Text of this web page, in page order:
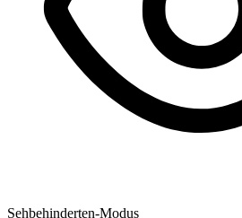
Sehbehinderten-Modus